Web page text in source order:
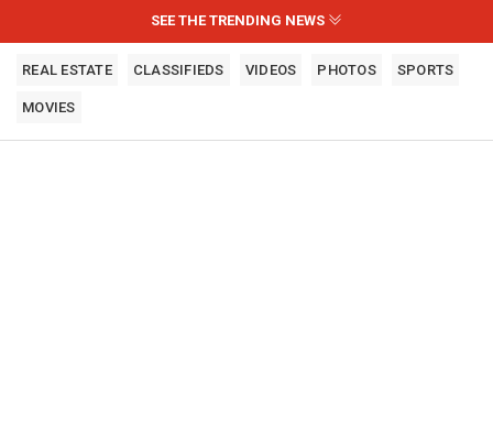
SEE THE TRENDING NEWS
REAL ESTATE CLASSIFIEDS VIDEOS PHOTOS SPORTS
MOVIES